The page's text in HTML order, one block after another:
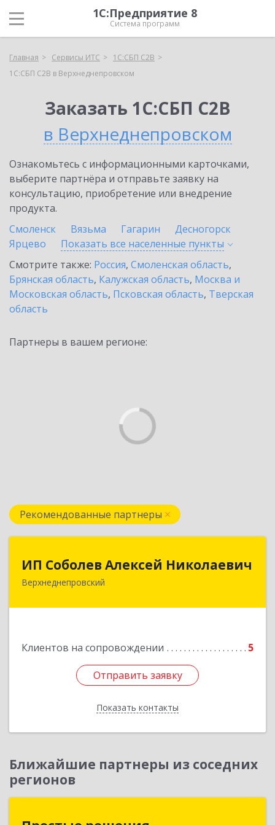
1С:Предприятие 8
Система программ
Главная Сервисы ИТС
1С:СБП C2B
1С:СБП C2B в Верхнеднепровском
Заказать 1С:СБП C2B
в Верхнеднепровском
Ознакомьтесь с информационными карточками,
выберите партнёра и отправьте заявку на
консультацию, приобретение или внедрение
продукта.
Смоленск
Вязьма Гагарин
Десногорск
Ярцево
Показать все населенные пункты
Смотрите также: Россия, Смоленская область,
Брянская область, Калужская область, Москва и
Московская область, Псковская область, Тверская
область
Партнеры в вашем регионе:
Рекомендованные партнеры
ИП Соболев Алексей Николаевич
Верхнеднепровский
Клиентов на сопровождении 5
Отправить заявку
Показать контакты
ИП Соболев Алексей Николаевич
Отправить заявку
Назад
Ближайшие партнеры из соседних
регионов